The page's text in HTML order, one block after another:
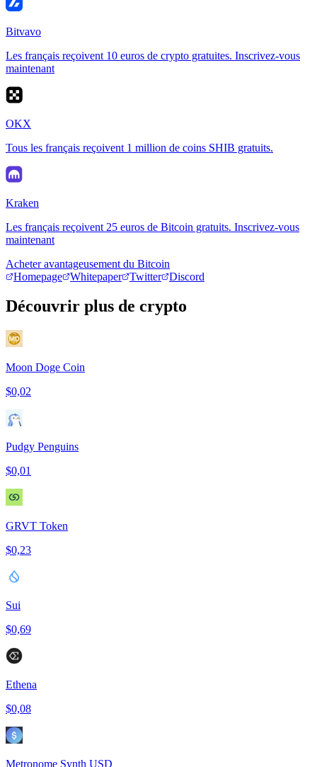
Bitvavo
Les français reçoivent 10 euros de crypto gratuites. Inscrivez-vous
maintenant
OKX
Tous les français reçoivent 1 million de coins SHIB gratuits.
Kraken
Les français reçoivent 25 euros de Bitcoin gratuits. Inscrivez-vous
maintenant
Acheter avantageusement du Bitcoin
Homepage
Whitepaper Twitter Discord
Découvrir plus de crypto
Moon Doge Coin
$0,02
Pudgy Penguins
$0,01
GRVT Token
$0,23
Sui
$0,69
Ethena
$0,08
Metronome Synth USD